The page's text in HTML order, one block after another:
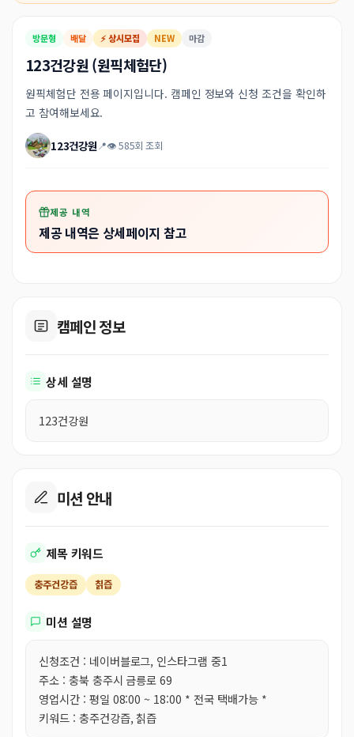
방문형 배달 ⚡ 상시모집 NEW 마감
123건강원 (원픽체험단)
원픽체험단 전용 페이지입니다. 캠페인 정보와 신청 조건을 확인하
고 참여해보세요.
123건강원 📍👁 585회 조회
제공 내역
제공 내역은 상세페이지 참고
캠페인 정보
상세 설명
123건강원
미션 안내
제목 키워드
충주건강즙 칡즙
미션 설명
신청조건 : 네이버블로그, 인스타그램 중1
주소 : 충북 충주시 금릉로 69
영업시간 : 평일 08:00 ~ 18:00 * 전국 택배가능 *
키워드 : 충주건강즙, 칡즙